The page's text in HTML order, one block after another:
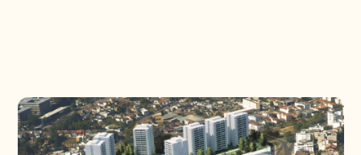
CONTATO